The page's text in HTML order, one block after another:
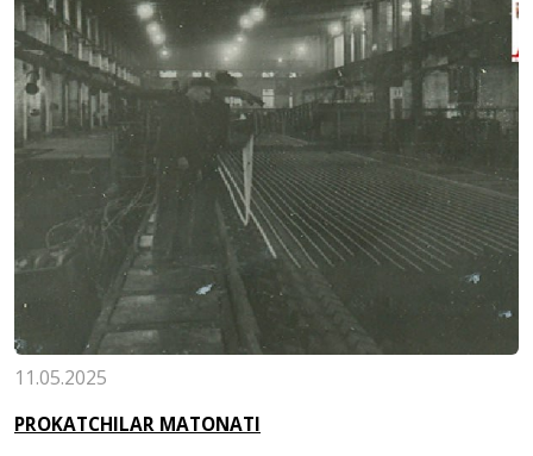
11.05.2025
PROKATCHILAR MATONATI